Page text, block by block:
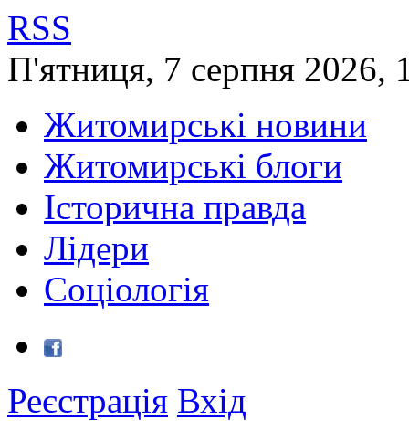
RSS
П'ятниця, 7 серпня 2026,
Житомирські новини
Житомирські блоги
Історична правда
Лідери
Соціологія
Реєстрація Вхід